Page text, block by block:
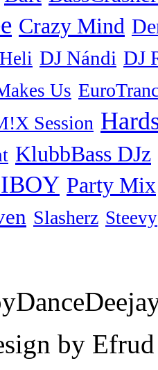
Crazy Mind
DJ Nándi DJ
Us
Session
KlubbBass DJz
Party Mix
Slasherz Steevy
by Efrud